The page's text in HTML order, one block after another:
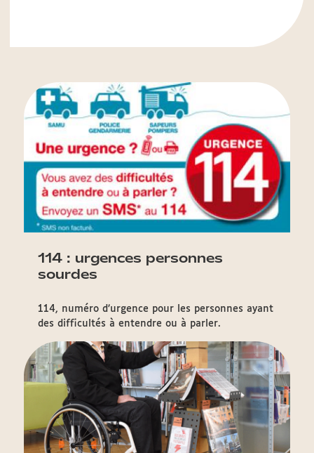
114 : urgences personnes
sourdes
114, numéro d’urgence pour les personnes ayant
des difficultés à entendre ou à parler.